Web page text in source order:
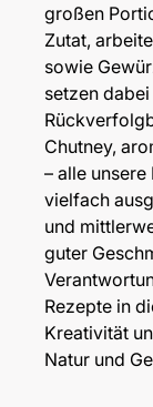
großen
Zutat,
sowie
setzen
Chutney,
– alle
vielfach
und
guter
Rezepte in
Kreativität
Natur und